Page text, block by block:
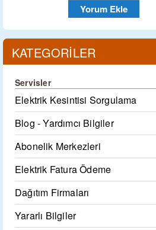
KATEGORİLER
Servisler
Elektrik Kesintisi Sorgulama
Blog - Yardımcı Bilgiler
Abonelik Merkezleri
Elektrik Fatura Ödeme
Dağıtım Firmaları
Yararlı Bilgiler